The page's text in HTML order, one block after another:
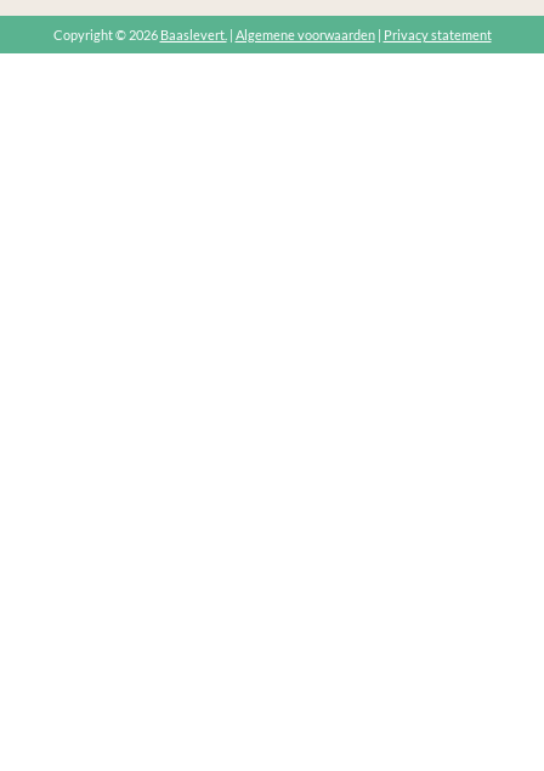
Copyright © 2026 Baaslevert. | Algemene voorwaarden| Privacy statement